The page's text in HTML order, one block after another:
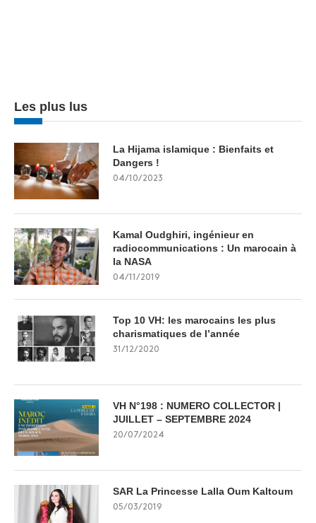
Les plus lus
La Hijama islamique : Bienfaits et
Dangers !
04/10/2023
Kamal Oudghiri, ingénieur en
radiocommunications : Un marocain à
la NASA
04/11/2019
Top 10 VH: les marocains les plus
charismatiques de l’année
31/12/2020
VH N°198 : NUMERO COLLECTOR |
JUILLET – SEPTEMBRE 2024
20/07/2024
SAR La Princesse Lalla Oum Kaltoum
05/03/2019